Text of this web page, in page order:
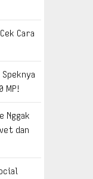
Cara
MP!
Nggak
dan